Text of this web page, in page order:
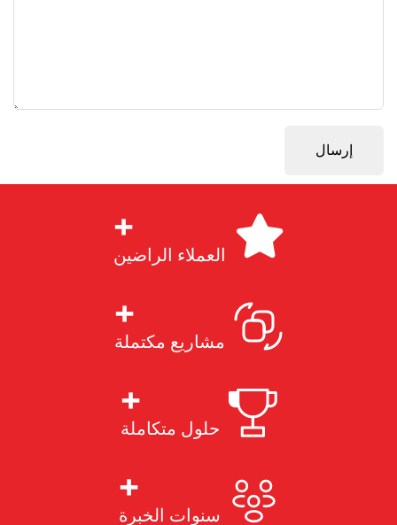
+
العملاء الراضين
+
مشاريع مكتملة
+
حلول متكاملة
+
سنوات الخبرة